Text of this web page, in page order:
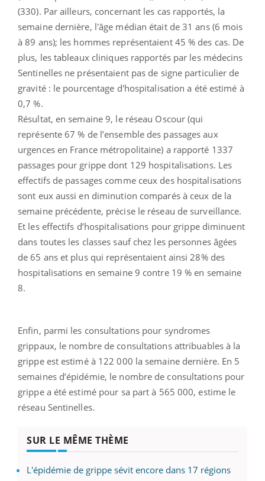
(330). Par ailleurs, concernant les cas rapportés, la
semaine dernière, l'âge médian était de 31 ans (6 mois
à 89 ans); les hommes représentaient 45 % des cas. De
plus, les tableaux cliniques rapportés par les médecins
Sentinelles ne présentaient pas de signe particulier de
gravité : le pourcentage d'hospitalisation a été estimé à
0,7 %.
Résultat, en semaine 9, le réseau Oscour (qui
représente 67 % de l’ensemble des passages aux
urgences en France métropolitaine) a rapporté 1337
passages pour grippe dont 129 hospitalisations. Les
effectifs de passages comme ceux des hospitalisations
sont eux aussi en diminution comparés à ceux de la
semaine précédente, précise le réseau de surveillance.
Et les effectifs d’hospitalisations pour grippe diminuent
dans toutes les classes sauf chez les personnes âgées
de 65 ans et plus qui représentaient ainsi 28% des
hospitalisations en semaine 9 contre 19 % en semaine
8.
Enfin, parmi les consultations pour syndromes
grippaux, le nombre de consultations attribuables à la
grippe est estimé à 122 000 la semaine dernière. En 5
semaines d’épidémie, le nombre de consultations pour
grippe a été estimé pour sa part à 565 000, estime le
réseau Sentinelles.
SUR LE MÊME THÈME
L'épidémie de grippe sévit encore dans 17 régions